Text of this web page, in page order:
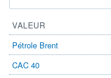
VALEUR
Pétrole Brent
CAC 40